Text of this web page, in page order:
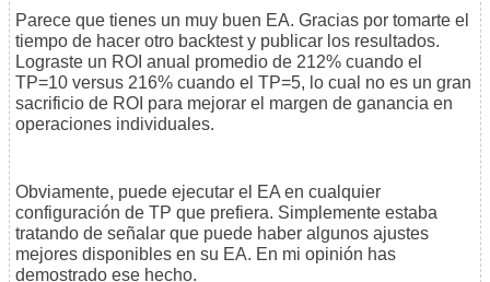
Parece que tienes un muy buen EA. Gracias por tomarte el
tiempo de hacer otro backtest y publicar los resultados.
Lograste un ROI anual promedio de 212% cuando el
TP=10 versus 216% cuando el TP=5, lo cual no es un gran
sacrificio de ROI para mejorar el margen de ganancia en
operaciones individuales.
Obviamente, puede ejecutar el EA en cualquier
configuración de TP que prefiera. Simplemente estaba
tratando de señalar que puede haber algunos ajustes
mejores disponibles en su EA. En mi opinión has
demostrado ese hecho.